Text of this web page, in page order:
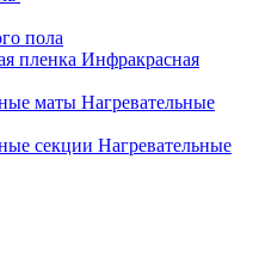
пола
Инфракрасная
Нагревательные
Нагревательные